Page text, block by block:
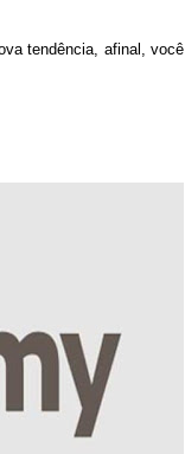
tendência, afinal, você